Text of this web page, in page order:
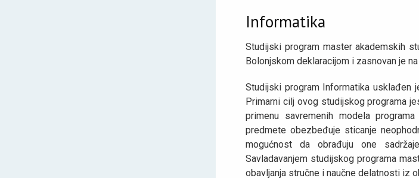
Informatika
Studijski program master akademskih
Bolonjskom deklaracijom i zasnovan je
Studijski program Informatika usklađen
Primarni cilj ovog studijskog programa
primenu savremenih modela
predmete obezbeđuje sticanje
mogućnost da obrađuju one
Savladavanjem studijskog programa
obavlјanja stručne i naučne delatnosti iz